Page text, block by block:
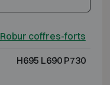
Robur coffres-forts
H695 L690 P730